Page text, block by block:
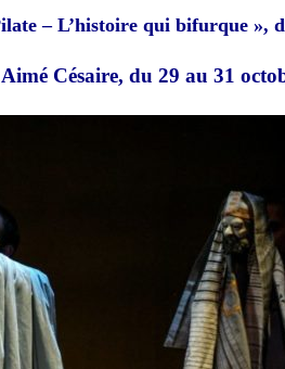
– L’histoire qui bifurque »,
Césaire, du 29 au 31